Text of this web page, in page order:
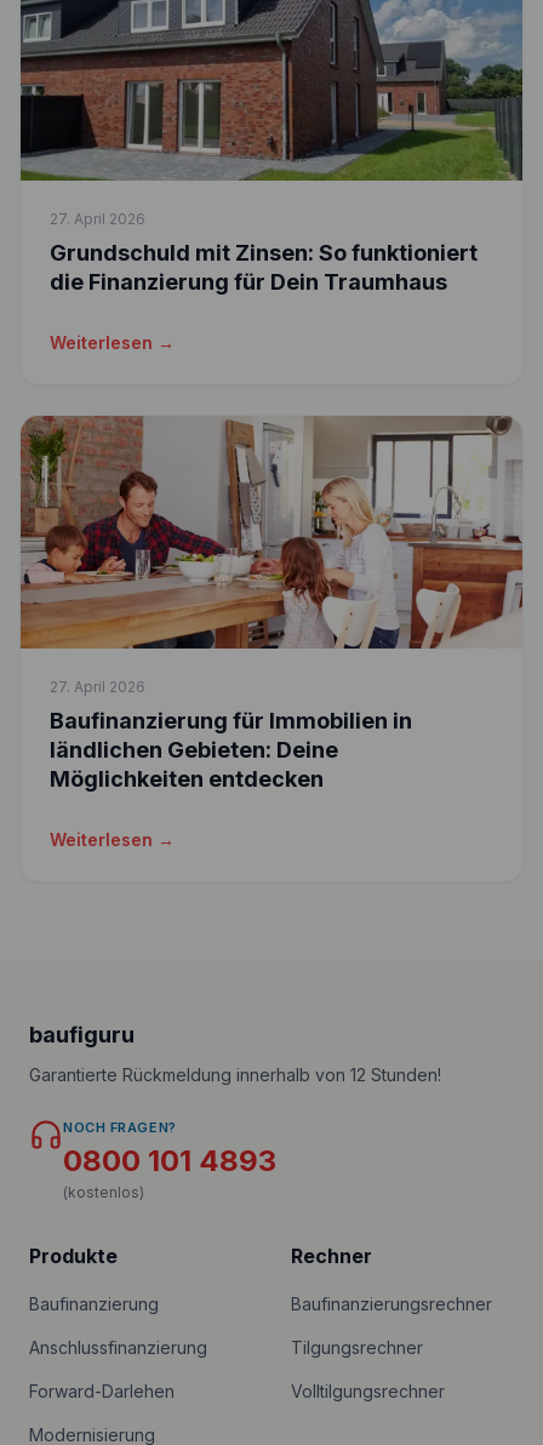
27. April 2026
Grundschuld mit Zinsen: So funktioniert
die Finanzierung für Dein Traumhaus
Weiterlesen →
27. April 2026
Baufinanzierung für Immobilien in
ländlichen Gebieten: Deine
Möglichkeiten entdecken
Weiterlesen →
baufiguru
Garantierte Rückmeldung innerhalb von 12 Stunden!
NOCH FRAGEN?
0800 101 4893
(kostenlos)
Produkte
Baufinanzierung
Anschlussfinanzierung
Forward-Darlehen
Modernisierung
Rechner
Baufinanzierungsrechner
Tilgungsrechner
Volltilgungsrechner